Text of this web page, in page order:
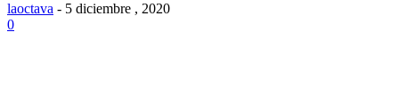
laoctava - 5 diciembre , 2020
0